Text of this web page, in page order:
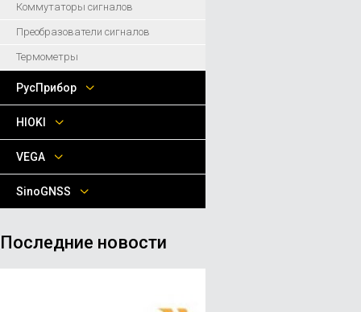
Коммутаторы сигналов
Преобразователи сигналов
Термометры
РусПрибор
HIOKI
VEGA
SinoGNSS
Последние новости